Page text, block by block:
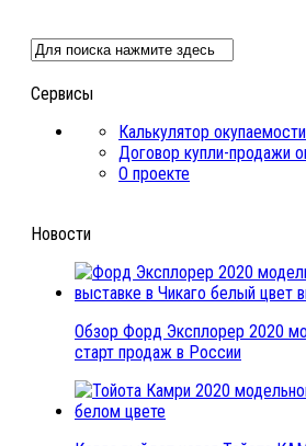
Сервисы
Калькулятор
Договор купли-продажи
О проекте
Новости
Обзор Форд Эксплорер 2020
старт продаж в России